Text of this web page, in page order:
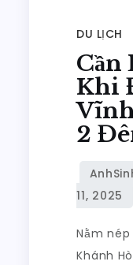
DU LỊCH
Cần
Khi
2
Nằm
Khánh